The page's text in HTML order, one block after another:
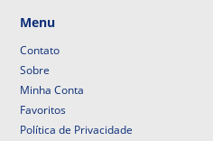
Menu
Contato
Sobre
Minha Conta
Favoritos
Política de Privacidade